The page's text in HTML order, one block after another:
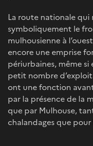
La route nationale qui
symboliquement le
mulhousienne à
encore une emprise
périurbaines, même
petit nombre
ont une fonction
par la présence de la
que par Mulhouse,
chalandages que